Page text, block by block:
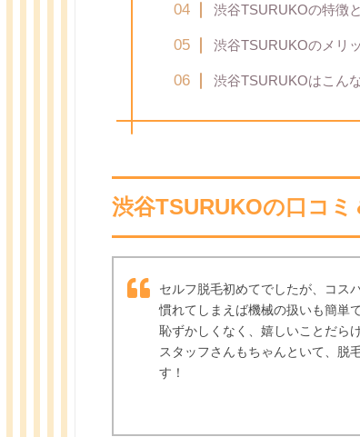
渋谷TSURUKOの特徴
渋谷TSURUKOのメリ
渋谷TSURUKOはこん
渋谷TSURUKOの口コ
セルフ脱毛初めてでしたが、コス
慣れてしまえば機械の扱いも簡単
恥ずかしくなく、嬉しいことだら
スタッフさんもちゃんといて、脱
す！